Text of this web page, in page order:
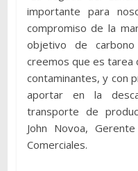
importante para
compromiso de la
objetivo de carbono
creemos que es tarea
contaminantes, y con
aportar en la
transporte de
John Novoa,
Comerciales.